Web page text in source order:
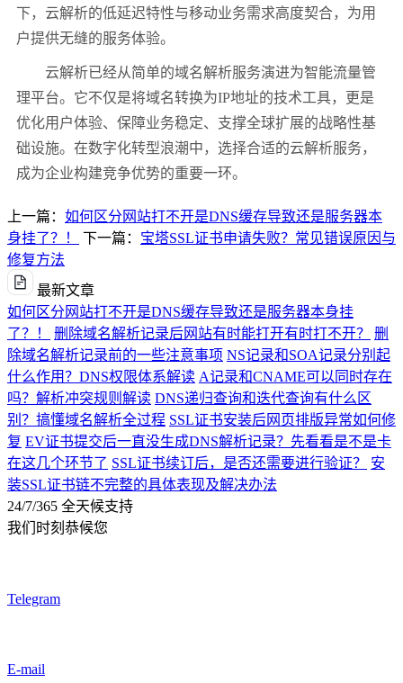
下，云解析的低延迟特性与移动业务需求高度契合，为用
户提供无缝的服务体验。
云解析已经从简单的域名解析服务演进为智能流量管
理平台。它不仅是将域名转换为IP地址的技术工具，更是
优化用户体验、保障业务稳定、支撑全球扩展的战略性基
础设施。在数字化转型浪潮中，选择合适的云解析服务，
成为企业构建竞争优势的重要一环。
上一篇： 如何区分网站打不开是DNS缓存导致还是服务器本
身挂了？！
下一篇： 宝塔SSL证书申请失败？常见错误原因与
修复方法
最新文章
如何区分网站打不开是DNS缓存导致还是服务器本身挂
了？！
删除域名解析记录后网站有时能打开有时打不开？
删
除域名解析记录前的一些注意事项 NS记录和SOA记录分别起
什么作用？DNS权限体系解读 A记录和CNAME可以同时存在
吗？解析冲突规则解读 DNS递归查询和迭代查询有什么区
别？搞懂域名解析全过程 SSL证书安装后网页排版异常如何修
复 EV证书提交后一直没生成DNS解析记录？先看看是不是卡
在这几个环节了 SSL证书续订后，是否还需要进行验证？
安
装SSL证书链不完整的具体表现及解决办法
24/7/365 全天候支持
我们时刻恭候您
Telegram
E-mail